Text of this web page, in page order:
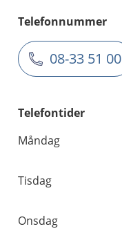
Telefonnummer
08-33 51 00
Telefontider
Måndag
Tisdag
Onsdag